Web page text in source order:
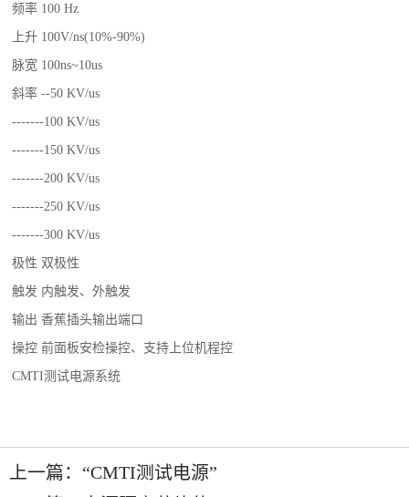
频率 100 Hz
上升 100V/ns(10%-90%)
脉宽 100ns~10us
斜率 --50 KV/us
-------100 KV/us
-------150 KV/us
-------200 KV/us
-------250 KV/us
-------300 KV/us
极性 双极性
触发 内触发、外触发
输出 香蕉插头输出端口
操控 前面板安检操控、支持上位机程控
CMTI测试电源系统
上一篇： “CMTI测试电源”